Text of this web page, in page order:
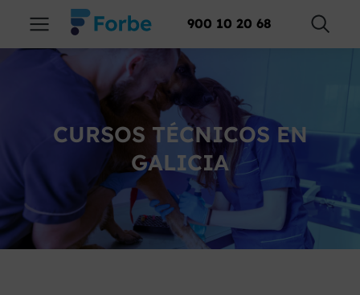
900 10 20 68
CURSOS TÉCNICOS EN
GALICIA